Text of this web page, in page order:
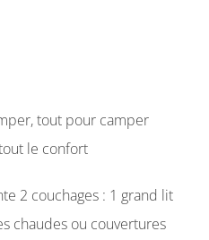
tout pour camper
le confort
2 couchages : 1 grand lit
chaudes ou couvertures